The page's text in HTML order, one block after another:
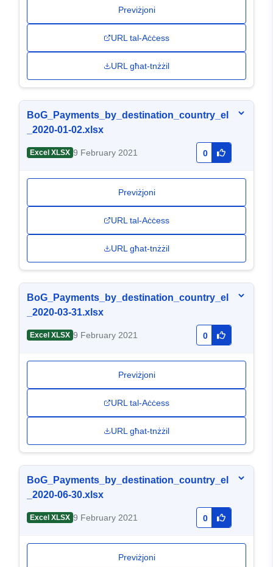
Previżjoni
URL tal-Aċċess
URL għat-tnżżil
BoG_Payments_by_destination_country_el
_2020-01-02.xlsx
Excel XLSX 9 February 2021 0
Previżjoni
URL tal-Aċċess
URL għat-tnżżil
BoG_Payments_by_destination_country_el
_2020-03-31.xlsx
Excel XLSX 9 February 2021 0
Previżjoni
URL tal-Aċċess
URL għat-tnżżil
BoG_Payments_by_destination_country_el
_2020-06-30.xlsx
Excel XLSX 9 February 2021 0
Previżjoni